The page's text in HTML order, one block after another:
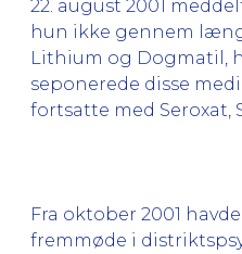
22. august 2001
hun ikke gennem
Lithium og Dogmatil,
seponerede disse
fortsatte med Seroxat,
Fra oktober 2001 havde
fremmøde i